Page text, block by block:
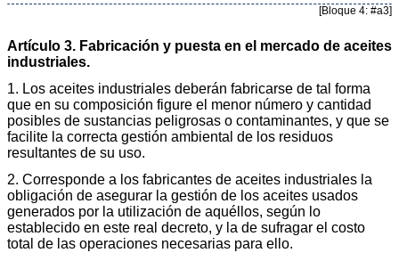
[Bloque 4: #a3]
Artículo 3. Fabricación y puesta en el mercado de aceites
industriales.
1. Los aceites industriales deberán fabricarse de tal forma
que en su composición figure el menor número y cantidad
posibles de sustancias peligrosas o contaminantes, y que se
facilite la correcta gestión ambiental de los residuos
resultantes de su uso.
2. Corresponde a los fabricantes de aceites industriales la
obligación de asegurar la gestión de los aceites usados
generados por la utilización de aquéllos, según lo
establecido en este real decreto, y la de sufragar el costo
total de las operaciones necesarias para ello.